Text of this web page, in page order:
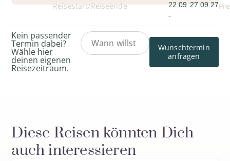
Reisestart/Reiseende
22.09.
-
27.09.27
Kein passender
Termin dabei?
Wähle hier
deinen eigenen
Reisezeitraum.
Wunschtermin
anfragen
Diese Reisen könnten Dich
auch interessieren